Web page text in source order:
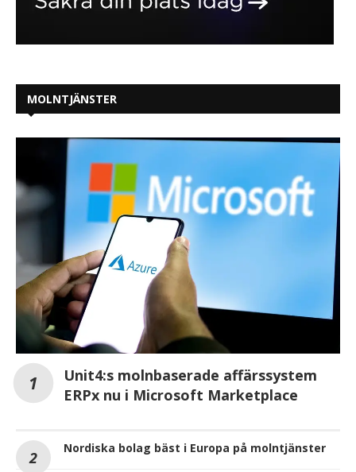
MOLNTJÄNSTER
Unit4:s molnbaserade affärssystem
ERPx nu i Microsoft Marketplace
Nordiska bolag bäst i Europa på molntjänster